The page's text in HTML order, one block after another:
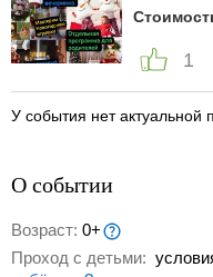
1
У события нет актуальной
О событии
Возраст: 0+
Проход с детьми: